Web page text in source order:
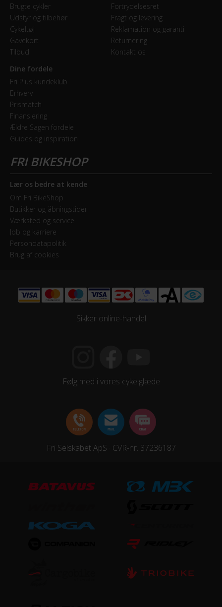
Brugte cykler
Udstyr og tilbehør
Cykeltøj
Gavekort
Tilbud
Fortrydelsesret
Fragt og levering
Reklamation og garanti
Returnering
Kontakt os
Dine fordele
Fri Plus kundeklub
Erhverv
Prismatch
Finansiering
Ældre Sagen fordele
Guides og inspiration
Lær os bedre at kende
Om Fri BikeShop
Butikker og åbningstider
Værksted og service
Job og karriere
Persondatapolitik
Brug af cookies
Sikker online-handel
Følg med i vores cykelglæde
Fri Selskabet ApS · CVR-nr. 37236187